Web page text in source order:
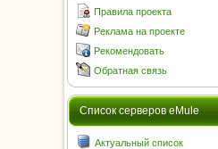
Правила проекта
Реклама на проекте
Рекомендовать
Обратная связь
Cписок серверов eMule
Актуальный список